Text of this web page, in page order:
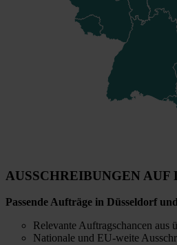
AUSSCHREIBUNGEN
Passende Aufträge in Düsseldorf
Relevante Auftragschancen aus
Nationale und EU-weite